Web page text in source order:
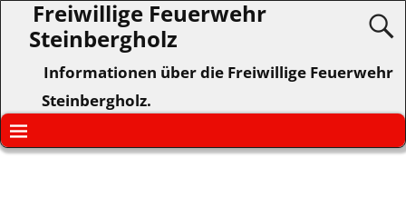
Freiwillige Feuerwehr
Steinbergholz
Informationen über die Freiwillige Feuerwehr
Steinbergholz.